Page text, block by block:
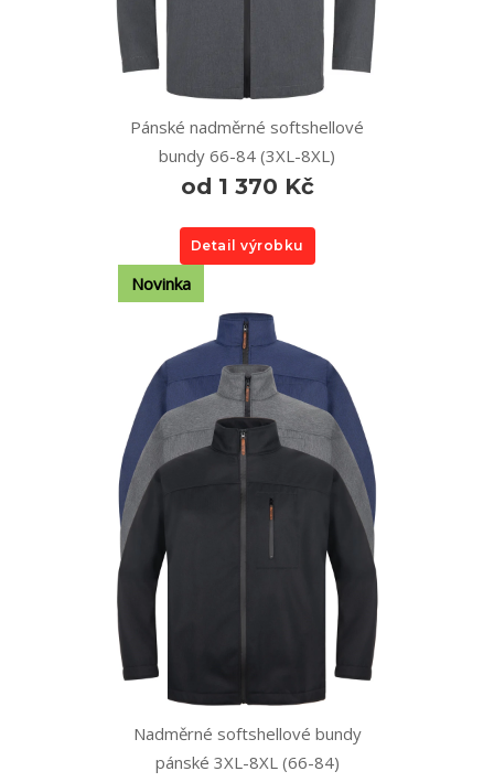
Pánské nadměrné softshellové
bundy 66-84 (3XL-8XL)
od 1 370 Kč
Detail výrobku
Novinka
Nadměrné softshellové bundy
pánské 3XL-8XL (66-84)